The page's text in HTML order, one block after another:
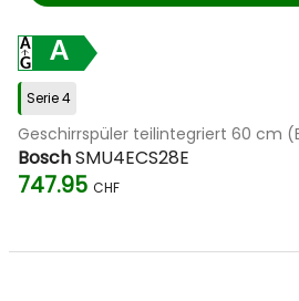
A
Serie 4
Geschirrspüler teilintegriert 60 cm
BoschSMU4ECS28E
747.95 CHF